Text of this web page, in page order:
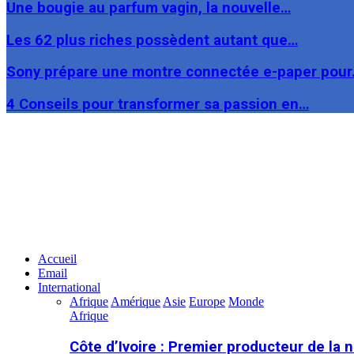
Une bougie au parfum vagin, la nouvelle…
Les 62 plus riches possèdent autant que…
Sony prépare une montre connectée e-paper
4 Conseils pour transformer sa passion en…
Accueil
Email
International
Afrique Amérique Asie Europe Monde
Afrique
Côte d’Ivoire : Premier producteur de la